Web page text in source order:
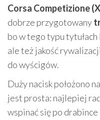
Corsa Competizione
dobrze przygotowany
bo w tego typu tytułach
ale też jakość
do wyścigów.
Duży nacisk położono na
jest prosta: najlepiej
wspinać się po